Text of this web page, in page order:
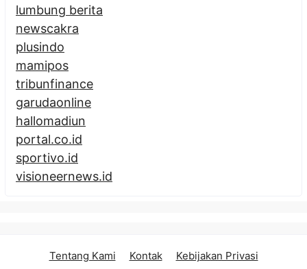
lumbung berita
newscakra
plusindo
mamipos
tribunfinance
garudaonline
hallomadiun
portal.co.id
sportivo.id
visioneernews.id
Tentang Kami Kontak Kebijakan Privasi